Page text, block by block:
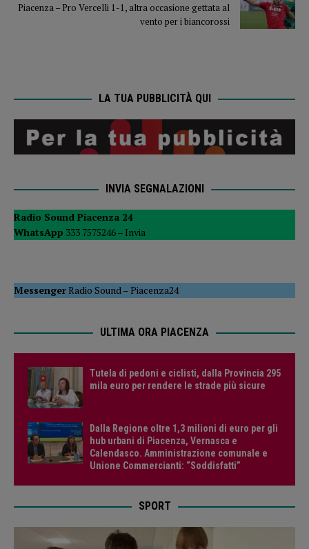
Piacenza – Pro Vercelli 1-1, altra occasione gettata al
vento per i biancorossi
LA TUA PUBBLICITÀ QUI
INVIA SEGNALAZIONI
Radio Sound Piacenza 24
WhatsApp 333 7575246 – Invia
MessengerRadio Sound –Piacenza24
ULTIMA ORA PIACENZA
Tutela di pedoni e ciclisti, dalla Provincia 295
mila euro per rendere le strade più sicure
Dalla Regione oltre 1,3 milioni di euro per gli
hub urbani di Piacenza, Vernasca e
Calendasco. Amministrazione comunale e
Unione Commercianti: “Soddisfatti”
SPORT